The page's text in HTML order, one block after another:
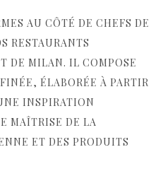
AU CÔTÉ DE CHEFS DE
RESTAURANTS
DE MILAN. IL COMPOSE
ÉLABORÉE À PARTIR
INSPIRATION
MAÎTRISE DE LA
ET DES PRODUITS